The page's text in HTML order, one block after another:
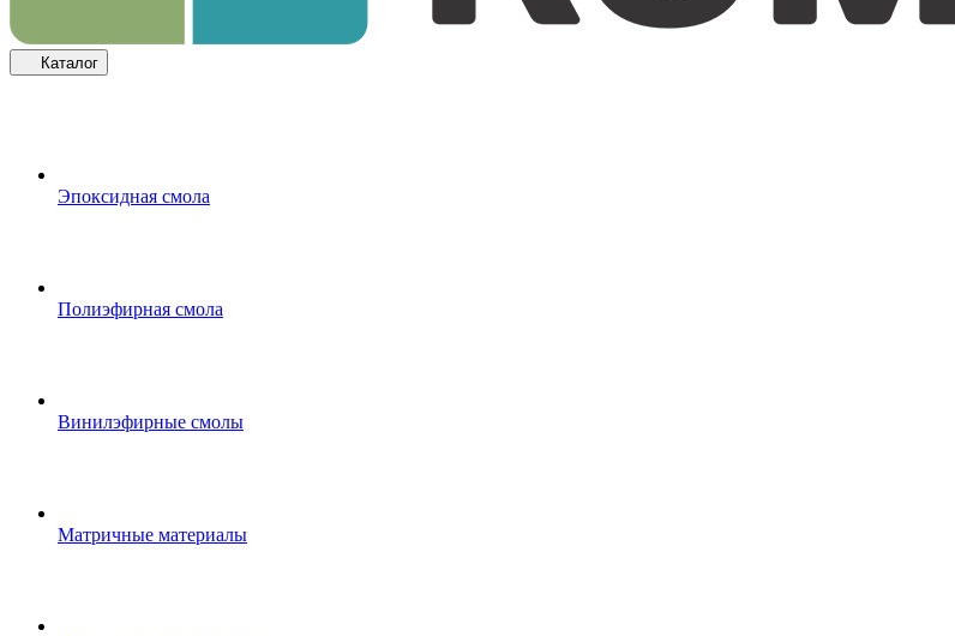
Каталог
Эпоксидная смола
Полиэфирная смола
Винилэфирные смолы
Матричные материалы